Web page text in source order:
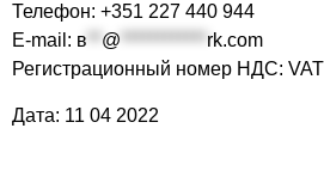
Телефон: +351 227 440 944
E-mail: в ** @ ************ rk.com
Регистрационный номер НДС:
Дата: 11 04 2022